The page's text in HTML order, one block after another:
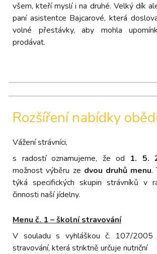
všem, kteří myslí i na druhé. Velký dík
paní asistentce Bajcarové, která
volné přestávky, aby mohla
prodávat.
Rozšíření nabídky
Vážení strávníci,
s radostí oznamujeme, že od 1. 5.
možnost výběru ze dvou druhů menu.
týká specifických skupin strávníků v
činnosti naší jídelny.
Menu č. 1 – školní stravování
V souladu s vyhláškou č. 107/2005
stravování, která striktně určuje nutriční